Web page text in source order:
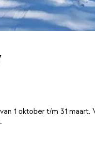
1 oktober t/m 31